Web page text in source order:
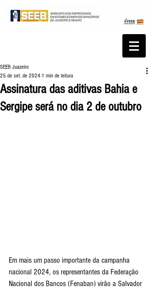
Assinatura das aditivas Bahia e
Sergipe será no dia 2 de outubro
SEEB Juazeiro
25 de set. de 2024 1 min de leitura
Em mais um passo importante da campanha
nacional 2024, os representantes da Federação
Nacional dos Bancos (Fenaban) virão a Salvador